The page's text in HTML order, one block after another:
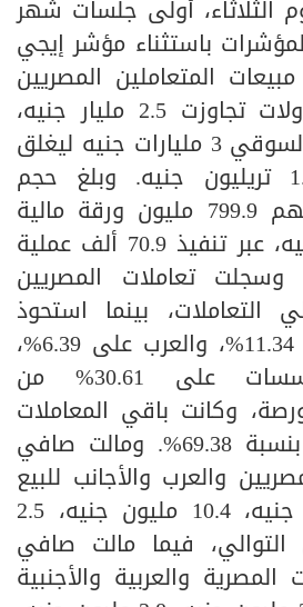
الثلاثاء، أولى جلسات شهر
باستثناء مؤشر إيجي
مبيعات المتعاملين المصريين
والعرب، وسط تداولات تجاوزت 2.5 مليار جنيه،
وخسر رأس المال السوقي 3 مليارات جنيه ليغلق
عند مستوى 1.187 تريليون جنيه. وبلغ حجم
التداول على الأسهم 799.9 مليون ورقة مالية
بقيمة 2.6 مليار جنيه، عبر تنفيذ 70.9 ألف عملية
وسجلت تعاملات المصريين
التعاملات، بينما استحوذ
الأجانب على نسبة 11.34%، والعرب على 6.39%،
واستحوذت المؤسسات على 30.61% من
وكانت باقي المعاملات
من نصيب الأفراد بنسبة 69.38%. ومالت صافي
والعرب والأجانب للبيع
بقيمة 250 مليون جنيه، 10.4 مليون جنيه، 2.5
فيما مالت صافي
والعربية والأجنبية